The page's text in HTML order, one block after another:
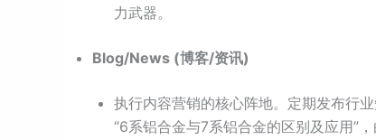
力武器。
Blog/News (博客/资讯)
执行内容营销的核心阵地。定期发布行
“6系铝合金与7系铝合金的区别及应用”